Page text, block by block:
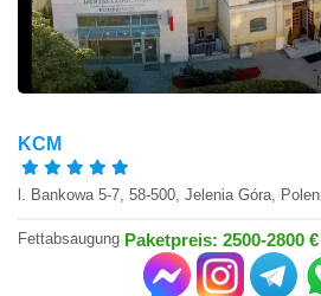
KCM
l. Bankowa 5-7, 58-500, Jelenia Góra, Polen
Fettabsaugung Paketpreis: 2500-2800 €